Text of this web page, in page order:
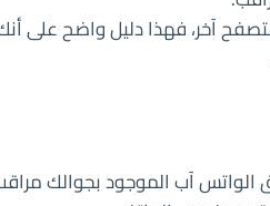
آخر، فهذا دليل واضح على
آب الموجود بجوالك